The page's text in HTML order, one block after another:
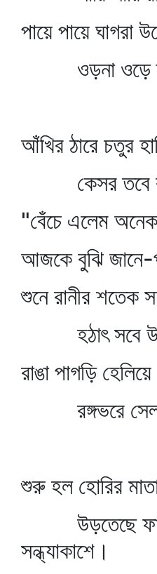
পায়ে পায়ে ঘাগরা
ওড়না ওড়ে
আঁখির ঠারে চতুর
কেসর তবে
"বেঁচে এলেম
আজকে বুঝি জানে-
শুনে রানীর শতেক
হঠাৎ সবে
রাঙা পাগড়ি
রঙ্গভরে
শুরু হল হোরির
উড়তেছে ফাগ
সন্ধ্যাকাশে।